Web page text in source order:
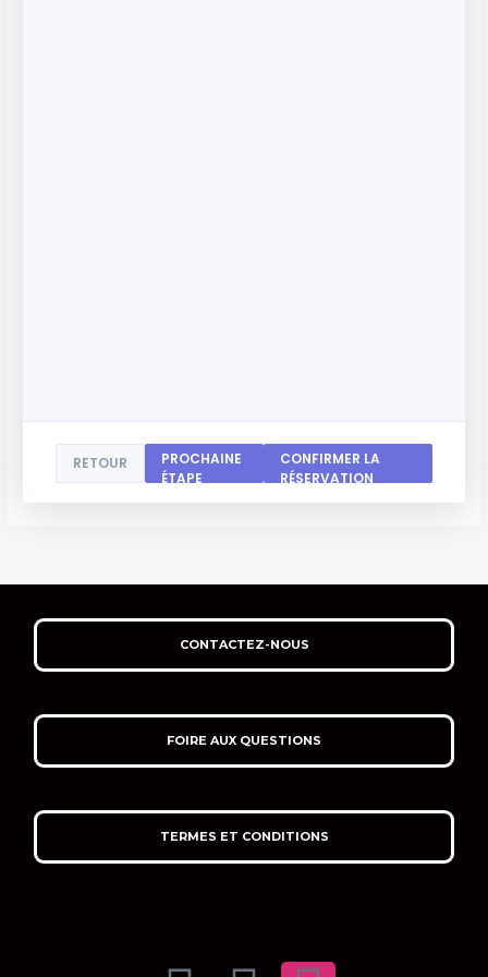
RETOUR
PROCHAINE
ÉTAPE
CONFIRMER LA
RÉSERVATION
CONTACTEZ-NOUS
FOIRE AUX QUESTIONS
TERMES ET CONDITIONS